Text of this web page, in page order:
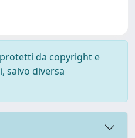
da copyright e
salvo diversa